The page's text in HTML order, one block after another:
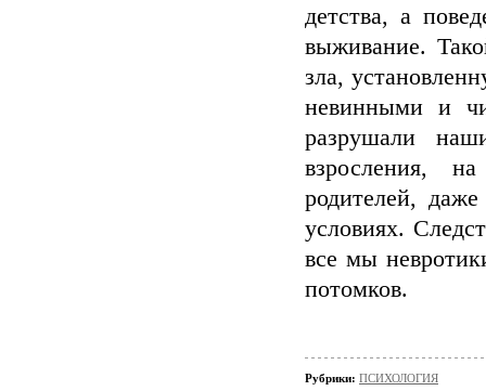
детства, а
выживание.
зла,
невинными и
разрушали
взросления,
родителей,
условиях.
все мы
потомков.
Рубрики: ПСИХОЛОГИЯ